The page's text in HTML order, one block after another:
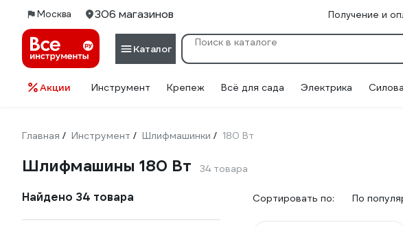
Москва 306 магазинов Получение и
Каталог
Акции Инструмент Крепеж Всё для сада Электрика
Главная / Инструмент / Шлифмашинки / 180 Вт
Шлифмашины 180 Вт 34 товара
Найдено 34 товара Сортировать по: По